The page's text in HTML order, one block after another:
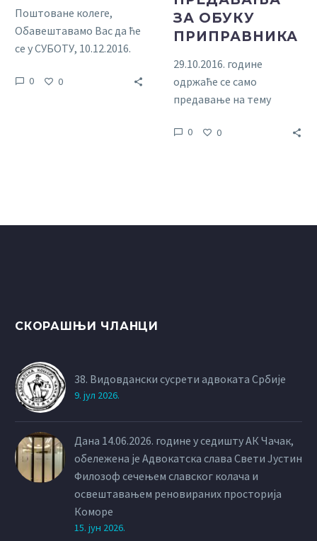
Поштоване колеге,
Обавештавамо Вас да ће
се у СУБОТУ, 10.12.2016.
10,00 сати, у
0 0
ЗА ОБУКУ
ПРИПРАВНИКА
29.10.2016. године
одржаће се само
предавање на тему
предавач адвокат Др.
0 0
СКОРАШЊИ ЧЛАНЦИ
38. Видовдански сусрети адвоката Србије
9. јул 2026.
Дана 14.06.2026. године у седишту АК Чачак,
обележена је Адвокатска слава Свети Јустин
Филозоф сечењем славског колача и
освештавањем реновираних просторија
Коморе
15. јун 2026.